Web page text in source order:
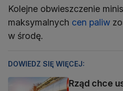
Kolejne obwieszczenie
maksymalnych cen paliw
w środę.
DOWIEDZ SIĘ WIĘCEJ:
Rząd chce